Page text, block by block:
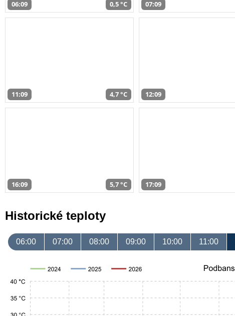
06:09 0,5 °C 07:09
11:09 4,7 °C 12:09
16:09 5,7 °C 17:09
Historické teploty
06:00 07:00 08:00 09:00 10:00 11:00